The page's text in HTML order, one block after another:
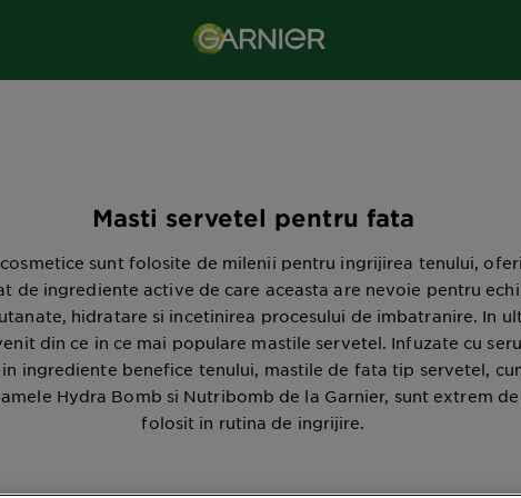
Masti servetel pentru fata
sunt folosite de milenii pentru ingrijirea tenului,
de ingrediente active de care aceasta are nevoie pentru
hidratare si incetinirea procesului de imbatranire. In
din ce in ce mai populare mastile servetel. Infuzate cu
ingrediente benefice tenului, mastile de fata tip servetel,
Hydra Bomb si Nutribomb de la Garnier, sunt extrem
folosit in rutina de ingrijire.